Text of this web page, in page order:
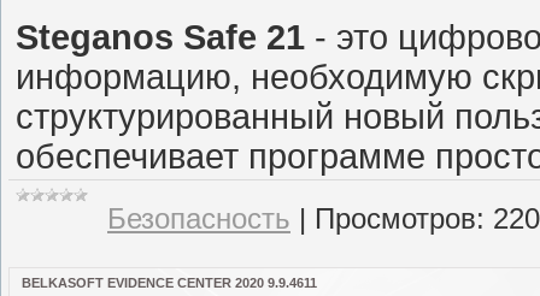
Steganos Safe 21 - это
информацию, необходимую
структурированный новый
обеспечивает программе
Безопасность | Просмотров: 220
BELKASOFT EVIDENCE CENTER 2020 9.9.4611